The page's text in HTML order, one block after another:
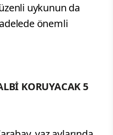
uykunun da
önemli
KORUYACAK 5